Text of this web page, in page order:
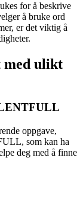
for å beskrive
å bruke ord
er det viktig å
med ulikt
oppgave,
som kan ha
deg med å finne